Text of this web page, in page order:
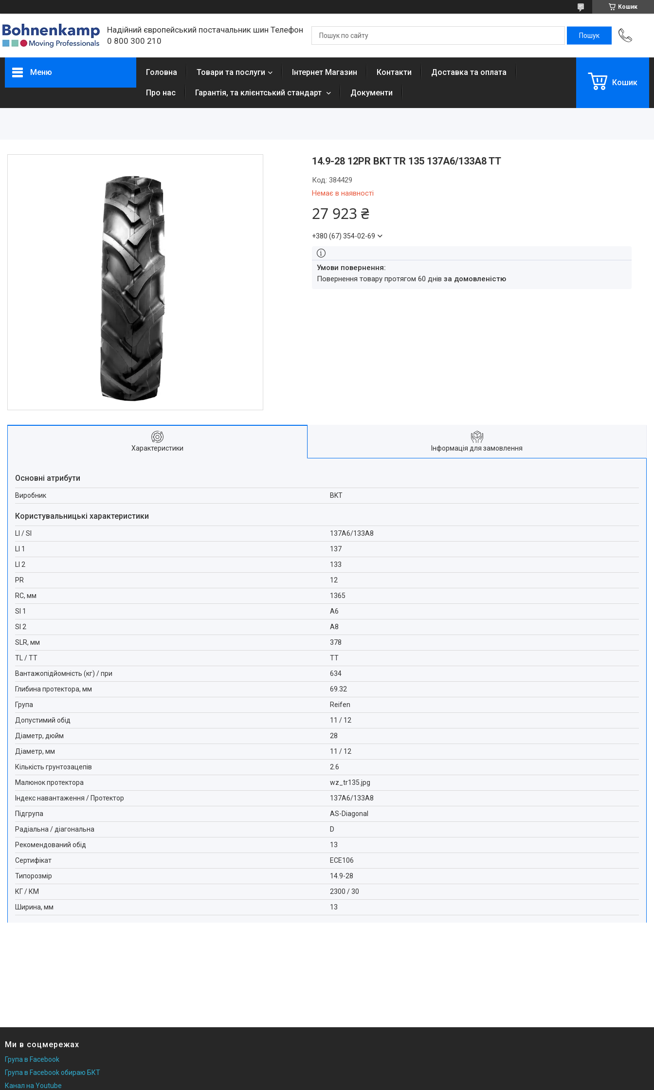
Кошик
Надійний європейський постачальник шин Телефон
0 800 300 210
Меню Головна Товари та послуги Інтернет Магазин Контакти Доставка та оплата
Про нас Гарантія, та клієнтський стандарт Документи
Кошик
14.9-28 12PR BKT TR 135 137A6/133A8 TT
Немає в наявності
Код:384429
27 923 ₴
+380 (67) 354-02-69
повернення товару протягом 60 днівза домовленістю
Характеристики Інформація для замовлення
Основні атрибути
Виробник BKT
Користувальницькі характеристики
LI / SI
137A6/133A8
LI 1
137
LI 2
133
PR
12
RC, мм
1365
SI 1
A6
SI 2
A8
SLR, мм
378
TL / TT
TT
Вантажопідйомність (кг) / при
634
Глибина протектора, мм
69.32
Група
Reifen
Допустимий обід
11 / 12
Діаметр, дюйм
28
Діаметр, мм
11 / 12
Кількість грунтозацепів
2.6
Малюнок протектора
wz_tr135.jpg
Індекс навантаження / Протектор
137A6/133A8
Підгрупа
AS-Diagonal
Радіальна / діагональна
D
Рекомендований обід
13
Сертифікат
ECE106
Типорозмір
14.9-28
КГ / КМ
2300 / 30
Ширина, мм
13
Ми в соцмережах
Група в Facebook
Група в Facebook обираю БКТ
Канал на Youtube